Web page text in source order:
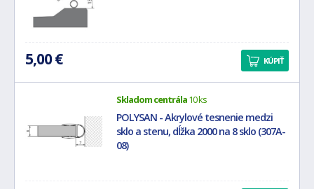
5,00 € KÚPIŤ
Skladom centrála10 ks
POLYSAN - Akrylové tesnenie medzi
sklo a stenu, dĺžka 2000 na 8 sklo (307A-
08)